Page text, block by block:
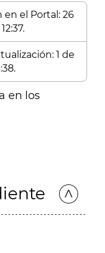
el Portal: 26
1 de
en los